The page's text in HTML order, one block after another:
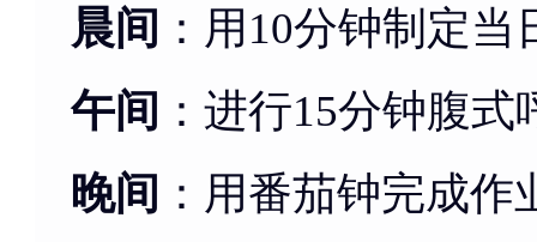
晨间 ：用10分钟制定
午间 ：进行15分钟腹
晚间 ：用番茄钟完成